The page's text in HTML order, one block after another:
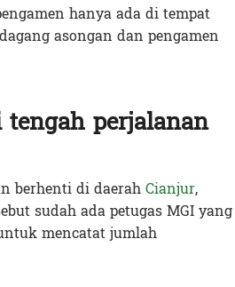
hanya ada di tempat
asongan dan pengamen
perjalanan
berhenti di daerahCianjur,
sudah ada petugas MGI yang
mencatat jumlah